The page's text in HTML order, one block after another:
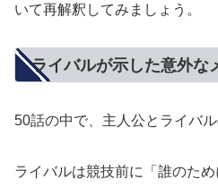
いて再解釈してみましょう。
ライバルが示した意外な
50話の中で、主人公とライバ
ライバルは競技前に「誰のた